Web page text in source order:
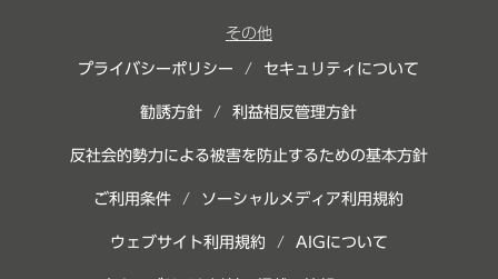
その他
プライバシーポリシー / セキュリティについて
勧誘方針 /利益相反管理方針
反社会的勢力による被害を防止するための基本方針
ご利用条件 / ソーシャルメディア利用規約
ウェブサイト利用規約 / AIGについて